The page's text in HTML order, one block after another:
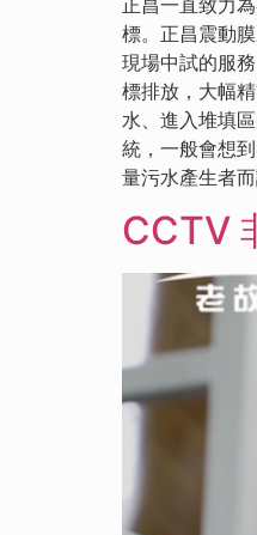
正昌一直致力
標。正昌震動
現場中試的服
標排放，大幅
水、進入堆填
統，一般會想
量污水產生者
CCTV